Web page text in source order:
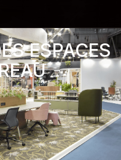
ESPACES